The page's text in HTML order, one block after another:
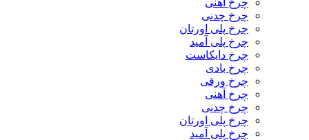
چرخ آهنی
چرخ چدنی
چرخ پلی اورتان
چرخ پلی آمید
چرخ دایکاست
چرخ بادی
چرخ ورقی
چرخ آهنی
چرخ چدنی
چرخ پلی اورتان
چرخ پلی آمید